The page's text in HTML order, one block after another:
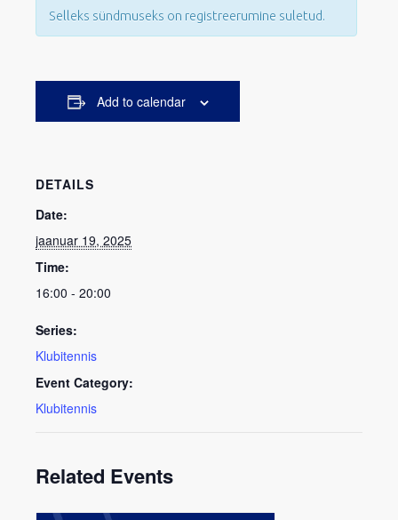
Selleks sündmuseks on registreerumine suletud.
Add to calendar
DETAILS
Date:
jaanuar 19, 2025
Time:
16:00 - 20:00
Series:
Klubitennis
Event Category:
Klubitennis
Related Events